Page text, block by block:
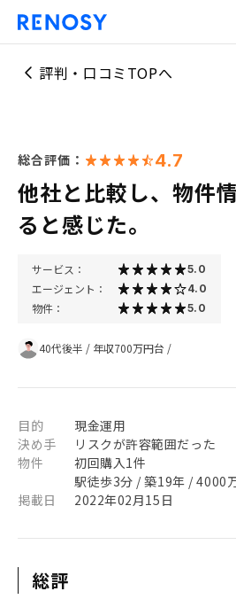
評判・口コミTOPへ
総合評価： 4.7
他社と比較し、物件
ると感じた。
サービス： 5.0
エージェント： 4.0
物件： 5.0
40代後半 / 年収700万円台 /
目的
現金運用
決め手
リスクが許容範囲だった
物件
初回購入1件
駅徒歩3分 / 築19年 / 4000
掲載日
2022年02月15日
総評